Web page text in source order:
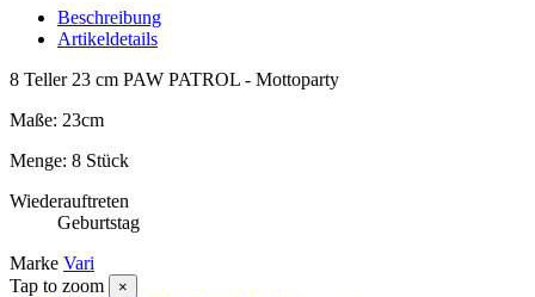
Beschreibung
Artikeldetails
8 Teller 23 cm PAW PATROL - Mottoparty
Maße: 23cm
Menge: 8 Stück
Wiederauftreten
Geburtstag
Marke Vari
Tap to zoom
×